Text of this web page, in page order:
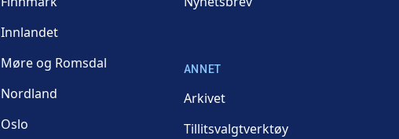
Innlandet
Møre og Romsdal
Nordland
Oslo
ANNET
Arkivet
Tillitsvalgtverktøy